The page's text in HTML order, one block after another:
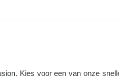
Kies voor een van onze